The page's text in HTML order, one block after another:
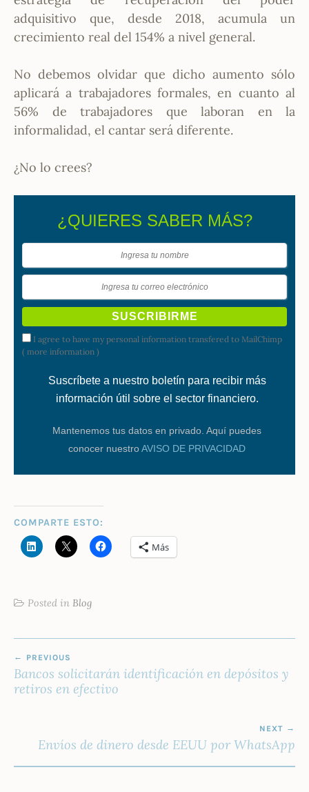
adquisitivo que, desde 2018, acumula un
crecimiento real del 154% a nivel general.
No debemos olvidar que dicho aumento sólo
aplicará a trabajadores formales, en cuanto al
56% de trabajadores que laboran en la
informalidad, el cantar será diferente.
¿No lo crees?
¿QUIERES SABER MÁS?
I agree to have my personal information transfered to MailChimp
(more information )
Suscríbete a nuestro boletín para recibir más
información útil sobre el sector financiero.
Mantenemos tus datos en privado. Aquí puedes
conocer nuestroAVISO DE PRIVACIDAD
COMPARTE ESTO:
Más
Posted in Blog
DE
ENTRADAS
PREVIOUS
Bancos solicitarán identificación en depósitos y
retiros en efectivo
NEXT
Envíos de dinero desde EEUU por WhatsApp